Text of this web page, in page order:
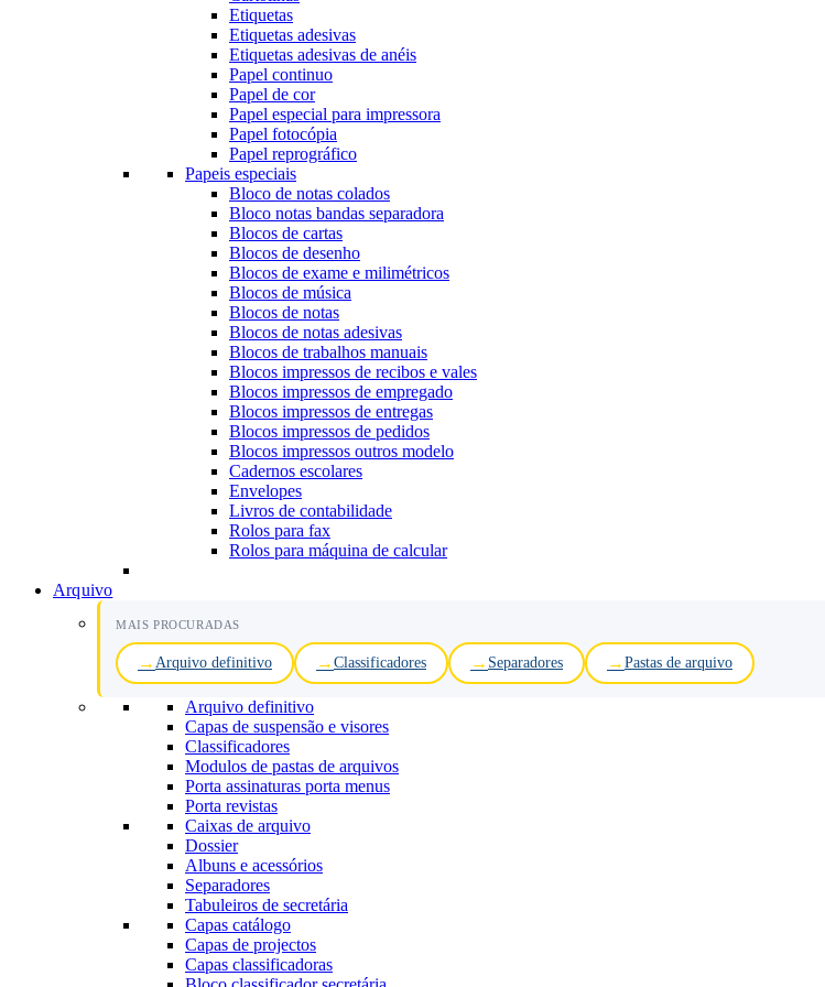
Etiquetas
Etiquetas adesivas
Etiquetas adesivas de anéis
Papel continuo
Papel de cor
Papel especial para impressora
Papel fotocópia
Papel reprográfico
Papeis especiais
Bloco de notas colados
Bloco notas bandas separadora
Blocos de cartas
Blocos de desenho
Blocos de exame e milimétricos
Blocos de música
Blocos de notas
Blocos de notas adesivas
Blocos de trabalhos manuais
Blocos impressos de recibos e vales
Blocos impressos de empregado
Blocos impressos de entregas
Blocos impressos de pedidos
Blocos impressos outros modelo
Cadernos escolares
Envelopes
Livros de contabilidade
Rolos para fax
Rolos para máquina de calcular
Arquivo
MAIS PROCURADAS
Arquivo definitivo Classificadores Separadores Pastas de arquivo
Arquivo definitivo
Capas de suspensão e visores
Classificadores
Modulos de pastas de arquivos
Porta assinaturas porta menus
Porta revistas
Caixas de arquivo
Dossier
Albuns e acessórios
Separadores
Tabuleiros de secretária
Capas catálogo
Capas de projectos
Capas classificadoras